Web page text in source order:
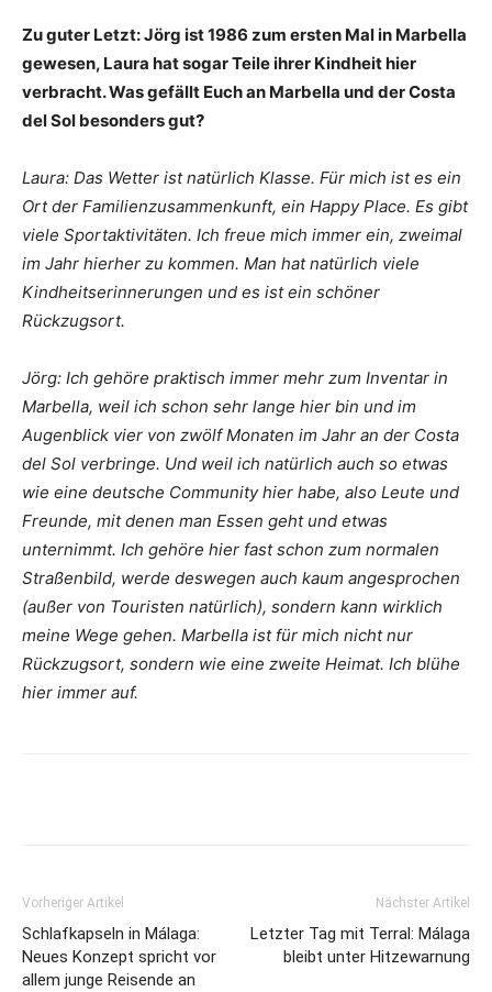
Zu guter Letzt: Jörg ist 1986 zum ersten Mal in Marbella
gewesen, Laura hat sogar Teile ihrer Kindheit hier
verbracht. Was gefällt Euch an Marbella und der Costa
del Sol besonders gut?
Laura: Das Wetter ist natürlich Klasse. Für mich ist es ein
Ort der Familienzusammenkunft, ein Happy Place. Es gibt
viele Sportaktivitäten. Ich freue mich immer ein, zweimal
im Jahr hierher zu kommen. Man hat natürlich viele
Kindheitserinnerungen und es ist ein schöner
Rückzugsort.
Jörg: Ich gehöre praktisch immer mehr zum Inventar in
Marbella, weil ich schon sehr lange hier bin und im
Augenblick vier von zwölf Monaten im Jahr an der Costa
del Sol verbringe. Und weil ich natürlich auch so etwas
wie eine deutsche Community hier habe, also Leute und
Freunde, mit denen man Essen geht und etwas
unternimmt. Ich gehöre hier fast schon zum normalen
Straßenbild, werde deswegen auch kaum angesprochen
(außer von Touristen natürlich), sondern kann wirklich
meine Wege gehen. Marbella ist für mich nicht nur
Rückzugsort, sondern wie eine zweite Heimat. Ich blühe
hier immer auf.
Vorheriger Artikel
Schlafkapseln in Málaga:
Neues Konzept spricht vor
allem junge Reisende an
Nächster Artikel
Letzter Tag mit Terral: Málaga
bleibt unter Hitzewarnung